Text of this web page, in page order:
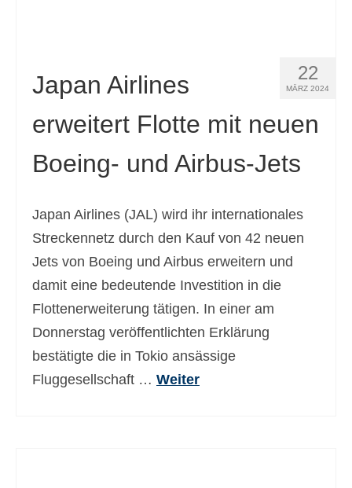
22
MÄRZ 2024
Japan Airlines
erweitert Flotte mit neuen
Boeing- und Airbus-Jets
Japan Airlines (JAL) wird ihr internationales
Streckennetz durch den Kauf von 42 neuen
Jets von Boeing und Airbus erweitern und
damit eine bedeutende Investition in die
Flottenerweiterung tätigen. In einer am
Donnerstag veröffentlichten Erklärung
bestätigte die in Tokio ansässige
Fluggesellschaft … Weiter